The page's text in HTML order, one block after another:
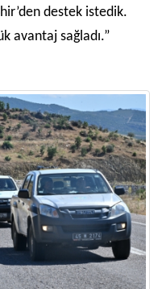
destek istedik.
avantaj sağladı.”